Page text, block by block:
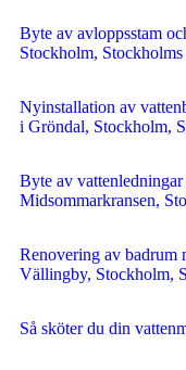
Byte av avloppsstam
Stockholm, Stockholms
Nyinstallation av
i Gröndal, Stockholm,
Byte av
Midsommarkransen,
Renovering av badrum
Vällingby, Stockholm,
Så sköter du din